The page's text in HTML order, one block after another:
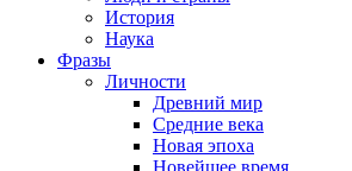
История
Наука
Фразы
Личности
Древний мир
Средние века
Новая эпоха
Новейшее время